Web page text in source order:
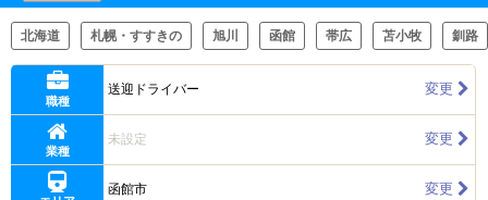
北海道 札幌・すすきの 旭川 函館 帯広 苫小牧 釧路
職種
送迎ドライバー 変更
業種
未設定 変更
函館市 変更